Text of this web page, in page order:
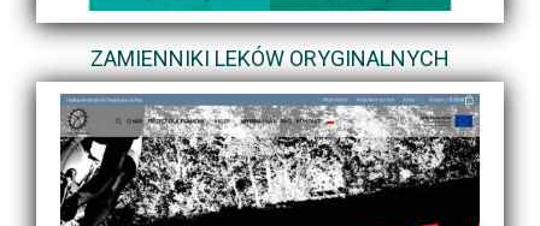
ZAMIENNIKI LEKÓW ORYGINALNYCH